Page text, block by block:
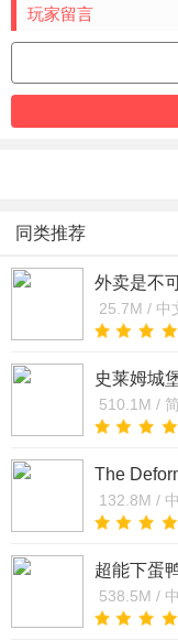
玩家留言
同类推荐
外卖是不
25.7M / 中
史莱姆城
510.1M /
The
132.8M /
超能下蛋
538.5M /